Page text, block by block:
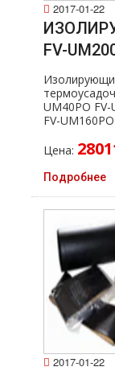
2017-01-22
FV-
UM40PO
FV-UM160PO
Цена:
Подробнее
2017-01-22